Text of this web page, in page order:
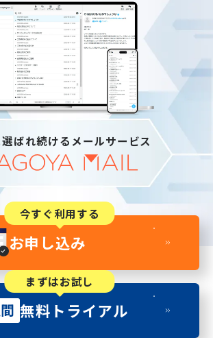
ばれ続けるメールサービス
今すぐ利用する
お申し込み
まずはお試し
無料トライアル